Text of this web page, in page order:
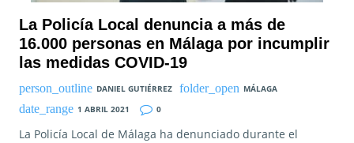
La Policía Local denuncia a más de
16.000 personas en Málaga por incumplir
las medidas COVID-19
DANIEL GUTIÉRREZ
MÁLAGA
1 ABRIL 2021
0
La Policía Local de Málaga ha denunciado durante el